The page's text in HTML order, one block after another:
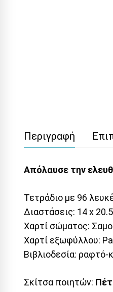
Περιγραφή
Απόλαυσε την
Τετράδιο με 96
Διαστάσεις: 14 x
Χαρτί σώματος:
Χαρτί εξωφύλλου:
Βιβλιοδεσία: ραφτό-
Σκίτσα ποιητών: